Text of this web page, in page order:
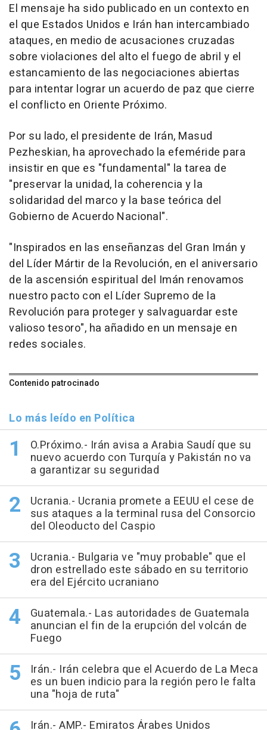
El mensaje ha sido publicado en un contexto en
el que Estados Unidos e Irán han intercambiado
ataques, en medio de acusaciones cruzadas
sobre violaciones del alto el fuego de abril y el
estancamiento de las negociaciones abiertas
para intentar lograr un acuerdo de paz que cierre
el conflicto en Oriente Próximo.
Por su lado, el presidente de Irán, Masud
Pezheskian, ha aprovechado la efeméride para
insistir en que es "fundamental" la tarea de
"preservar la unidad, la coherencia y la
solidaridad del marco y la base teórica del
Gobierno de Acuerdo Nacional".
"Inspirados en las enseñanzas del Gran Imán y
del Líder Mártir de la Revolución, en el aniversario
de la ascensión espiritual del Imán renovamos
nuestro pacto con el Líder Supremo de la
Revolución para proteger y salvaguardar este
valioso tesoro", ha añadido en un mensaje en
redes sociales.
Contenido patrocinado
Lo más leído en Política
O.Próximo.- Irán avisa a Arabia Saudí que su
nuevo acuerdo con Turquía y Pakistán no va
a garantizar su seguridad
Ucrania.- Ucrania promete a EEUU el cese de
sus ataques a la terminal rusa del Consorcio
del Oleoducto del Caspio
Ucrania.- Bulgaria ve "muy probable" que el
dron estrellado este sábado en su territorio
era del Ejército ucraniano
Guatemala.- Las autoridades de Guatemala
anuncian el fin de la erupción del volcán de
Fuego
Irán.- Irán celebra que el Acuerdo de La Meca
es un buen indicio para la región pero le falta
una "hoja de ruta"
Irán.- AMP.- Emiratos Árabes Unidos